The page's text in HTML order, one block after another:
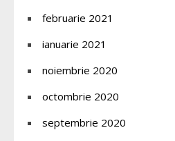
februarie 2021
ianuarie 2021
noiembrie 2020
octombrie 2020
septembrie 2020